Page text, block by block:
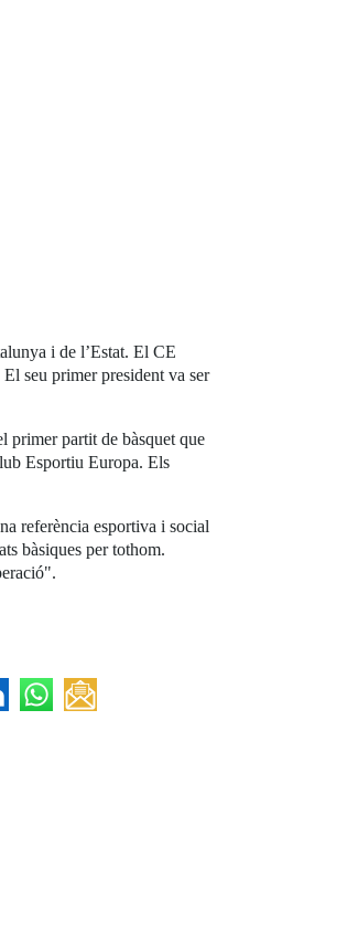
i de l’Estat. El CE
seu primer president va ser
primer partit de bàsquet que
Esportiu Europa. Els
referència esportiva i social
bàsiques per tothom.